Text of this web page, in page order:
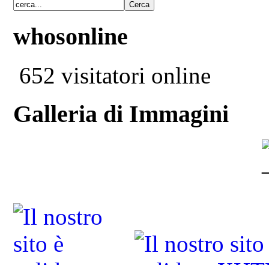
whosonline
652 visitatori online
Galleria di Immagini